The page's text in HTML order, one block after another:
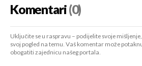
Komentari(0)
Uključite se u raspravu – podijelite svoje
svoj pogled na temu. Vaš komentar može
obogatiti zajednicu našeg portala.